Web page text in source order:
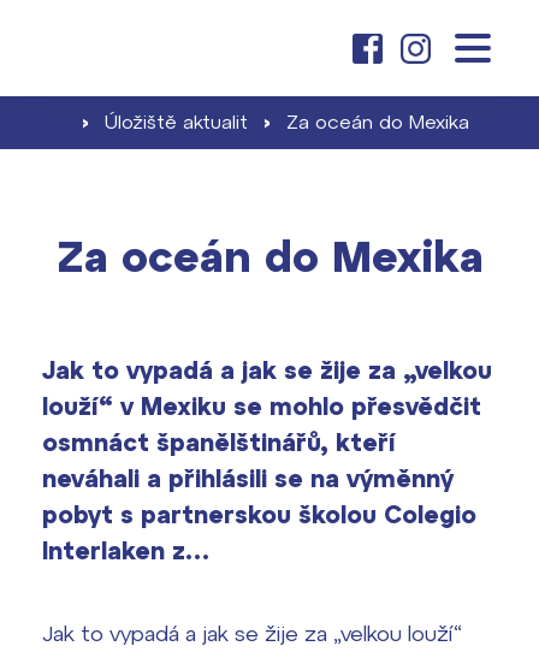
Dny otevřených dveří
Klub absolventů
Projekty ›
Harmonogram školního roku ›
Press kit ›
Informace pro rodiče prvňáčků
Proč studovat u nás
Školné pro gymnázium
Přípravné kurzy a přijímací zkoušky
nanečisto
Výsledky 1. kola přijímacího řízení
2026/2027
Maturitní zkoušky
kontakt
vyhledávání
› Úložiště aktualit › Za oceán do Mexika
Za oceán do Mexika
Jak to vypadá a jak se žije za „velkou
louží“ v Mexiku se mohlo přesvědčit
osmnáct španělštinářů, kteří
neváhali a přihlásili se na výměnný
pobyt s partnerskou školou Colegio
Interlaken z…
Jak to vypadá a jak se žije za „velkou louží“